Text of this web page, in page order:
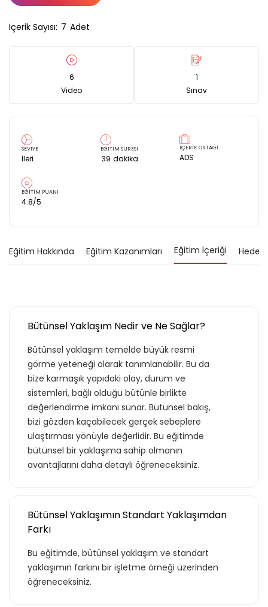
İçerik Sayısı: 7 Adet
6
Video
1
Sınav
SEVİYE
İleri
EĞİTİM SÜRESİ
39 dakika
İÇERİK ORTAĞI
ADS
EĞİTİM PUANI
4.8/5
Eğitim Hakkında Eğitim Kazanımları Eğitim İçeriği Hedef
Bütünsel Yaklaşım Nedir ve Ne Sağlar?
Bütünsel yaklaşım temelde büyük resmi
görme yeteneği olarak tanımlanabilir. Bu da
bize karmaşık yapıdaki olay, durum ve
sistemleri, bağlı olduğu bütünle birlikte
değerlendirme imkanı sunar. Bütünsel bakış,
bizi gözden kaçabilecek gerçek sebeplere
ulaştırması yönüyle değerlidir. Bu eğitimde
bütünsel bir yaklaşıma sahip olmanın
avantajlarını daha detaylı öğreneceksiniz.
Bütünsel Yaklaşımın Standart Yaklaşımdan
Farkı
Bu eğitimde, bütünsel yaklaşım ve standart
yaklaşımın farkını bir işletme örneği üzerinden
öğreneceksiniz.